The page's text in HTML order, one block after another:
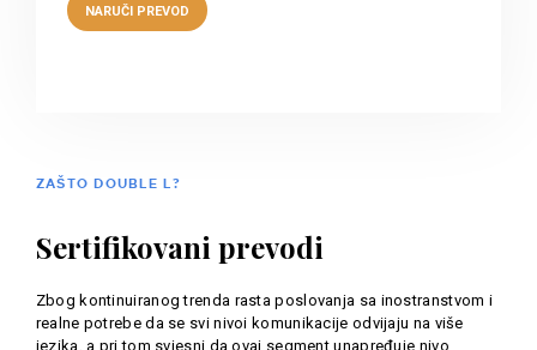
ZAŠTO DOUBLE L?
Sertifikovani prevodi
Zbog kontinuiranog trenda rasta poslovanja sa inostranstvom i
realne potrebe da se svi nivoi komunikacije odvijaju na više
jezika, a pri tom svjesni da ovaj segment unapređuje nivo